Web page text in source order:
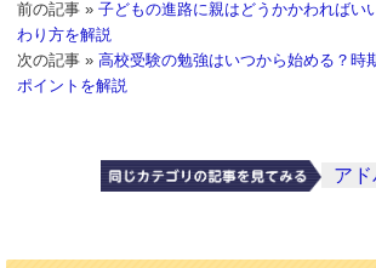
前の記事 »子どもの進路に親はどうかかわればい
わり方を解説
次の記事 » 高校受験の勉強はいつから始める？時
ポイントを解説
アド